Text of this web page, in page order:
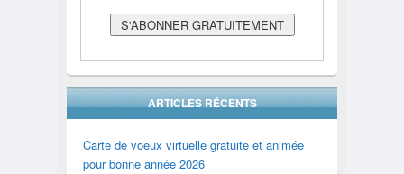
ARTICLES RÉCENTS
Carte de voeux virtuelle gratuite et animée
pour bonne année 2026